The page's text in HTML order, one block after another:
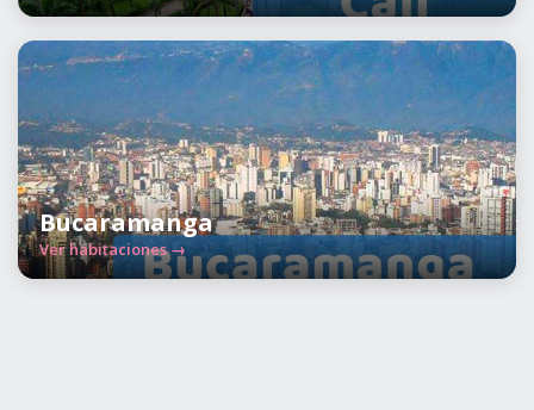
Bucaramanga
Ver habitaciones →